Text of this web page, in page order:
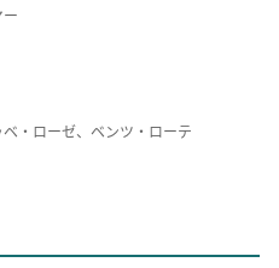
・ローゼ、ベンツ・ローテ